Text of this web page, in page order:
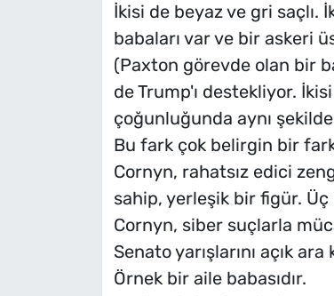
İkisi de beyaz ve gri saçlı.
babaları var ve bir askeri
(Paxton görevde olan bir
de Trump'ı destekliyor.
çoğunluğunda aynı
Bu fark çok belirgin bir
Cornyn, rahatsız edici
sahip, yerleşik bir figür.
Cornyn, siber suçlarla
Senato yarışlarını açık
Örnek bir aile babasıdır.